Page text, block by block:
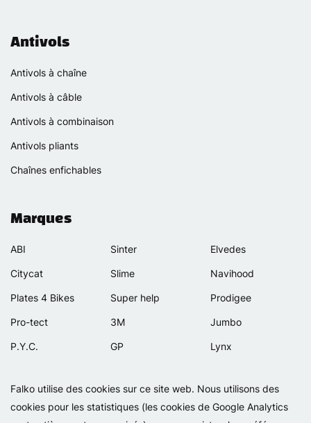
Falko utilise des cookies sur ce site web. Nous utilisons des
cookies pour les statistiques (les cookies de Google Analytics
Antivols
Antivols à chaîne
Antivols à câble
Antivols à combinaison
Antivols pliants
Chaînes enfichables
Marques
ABI
Citycat
Plates 4 Bikes
Pro-tect
P.Y.C.
Selle Orient
Simpla
Sinter
Slime
Super help
3M
GP
Bellelli
Lamicall
Elvedes
Navihood
Prodigee
Jumbo
Lynx
Motip